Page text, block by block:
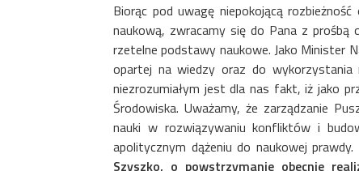
Biorąc pod uwagę niepokojącą
naukową, zwracamy się do Pana z
rzetelne podstawy naukowe. Jako Minister
opartej na wiedzy oraz do wykorzystania
niezrozumiałym jest dla nas fakt, iż jako
Środowiska. Uważamy, że zarządzanie
nauki w rozwiązywaniu konfliktów i
apolitycznym dążeniu do naukowej prawdy.
Szyszko, o powstrzymanie obecnie